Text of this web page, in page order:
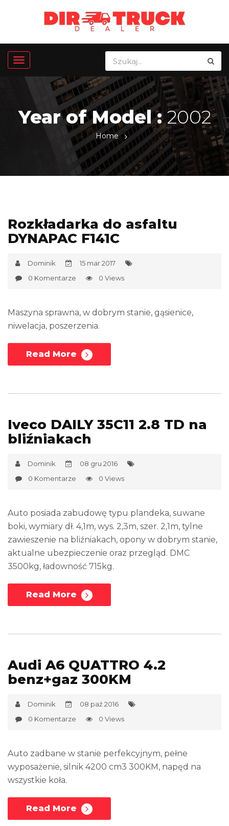
Year of Model :2002
Home
Rozkładarka do asfaltu
DYNAPAC F141C
Dominik
15 mar 2017
0 Komentarze
0 Views
Maszyna sprawna, w dobrym stanie, gąsienice,
niwelacja, poszerzenia.
Read More
Iveco DAILY 35C11 2.8 TD na
bliźniakach
Dominik
08 gru 2016
0 Komentarze
0 Views
Auto posiada zabudowę typu plandeka, suwane
boki, wymiary dł. 4,1m, wys. 2,3m, szer. 2,1m, tylne
zawieszenie na bliźniakach, opony w dobrym stanie,
aktualne ubezpieczenie oraz przegląd. DMC
3500kg, ładowność 715kg.
Read More
Audi A6 QUATTRO 4.2
benz+gaz 300KM
Dominik
08 paź 2016
0 Komentarze
0 Views
Auto zadbane w stanie perfekcyjnym, pełne
wyposażenie, silnik 4200 cm3 300KM, napęd na
wszystkie koła.
Read More